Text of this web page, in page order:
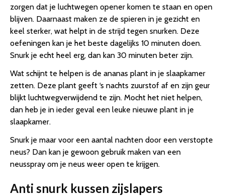
zorgen dat je luchtwegen opener komen te staan en open
blijven. Daarnaast maken ze de spieren in je gezicht en
keel sterker, wat helpt in de strijd tegen snurken. Deze
oefeningen kan je het beste dagelijks 10 minuten doen.
Snurk je echt heel erg, dan kan 30 minuten beter zijn.
Wat schijnt te helpen is de ananas plant in je slaapkamer
zetten. Deze plant geeft ‘s nachts zuurstof af en zijn geur
blijkt luchtwegverwijdend te zijn. Mocht het niet helpen,
dan heb je in ieder geval een leuke nieuwe plant in je
slaapkamer.
Snurk je maar voor een aantal nachten door een verstopte
neus? Dan kan je gewoon gebruik maken van een
neusspray om je neus weer open te krijgen.
Anti snurk kussen zijslapers